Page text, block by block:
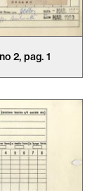
2, pag. 1